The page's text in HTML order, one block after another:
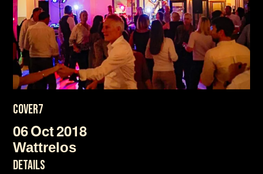
COVER7
06Oct2018
Wattrelos
DETAILS